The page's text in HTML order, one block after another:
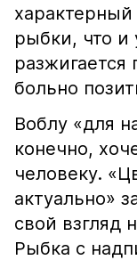
рыбки, что и
разжигается
больно
Воблу «для
конечно,
человеку.
актуально»
свой взгляд
Рыбка с